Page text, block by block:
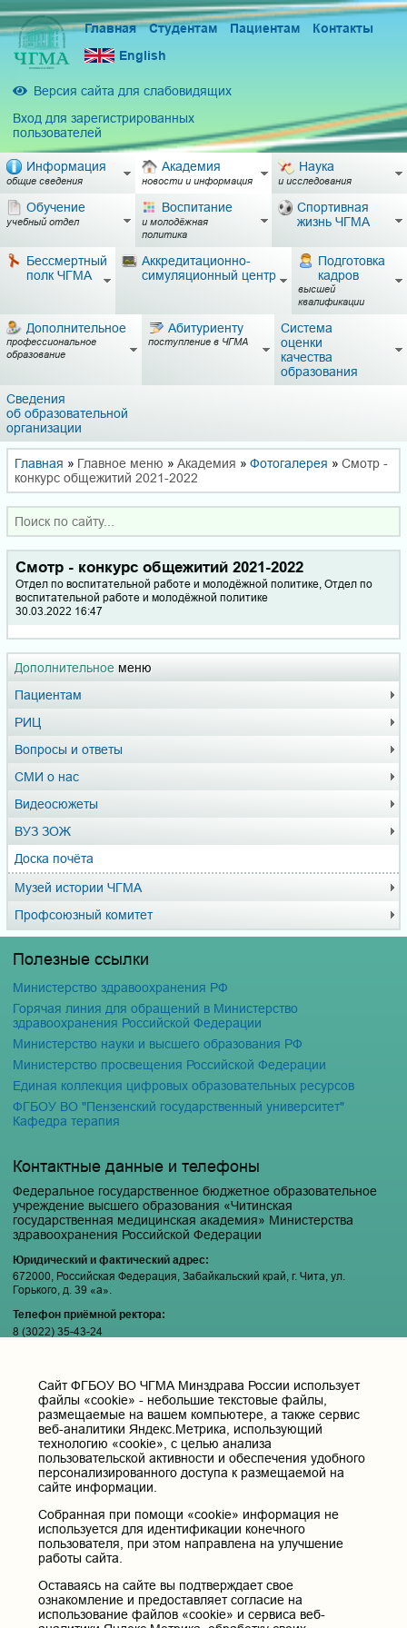
Главная Студентам Пациентам
Контакты
English
Версия сайта для слабовидящих
Вход для зарегистрированных
пользователей
Информация
общие сведения
Академия
новости и информация
Наука
и исследования
Обучение
учебный отдел
Воспитание
и молодёжная
политика
Спортивная
жизнь ЧГМА
Бессмертный
полк ЧГМА
Аккредитационно-
симуляционный центр
Подготовка
кадров
высшей
квалификации
Дополнительное
профессиональное
образование
Абитуриенту
поступление в ЧГМА
Система
оценки
качества
образования
Сведения
об образовательной
организации
Главная » Главное меню » Академия » Фотогалерея » Смотр -
конкурс общежитий 2021-2022
Дополнительное меню
Пациентам
РИЦ
Вопросы и ответы
СМИ о нас
Видеосюжеты
ВУЗ ЗОЖ
Доска почёта
Музей истории ЧГМА
Профсоюзный комитет
Смотр - конкурс общежитий 2021-2022
Отдел по воспитательной работе и молодёжной политике, Отдел по
воспитательной работе и молодёжной политике
30.03.2022 16:47
Полезные ссылки
Министерство здравоохранения РФ
Горячая линия для обращений в Министерство
здравоохранения Российской Федерации
Министерство науки и высшего образования РФ
Министерство просвещения Российской Федерации
Единая коллекция цифровых образовательных ресурсов
ФГБОУ ВО "Пензенский государственный университет"
Кафедра терапия
Контактные данные и телефоны
Федеральное государственное бюджетное образовательное
учреждение высшего образования «Читинская
государственная медицинская академия» Министерства
здравоохранения Российской Федерации
Юридический и фактический адрес:
672000, Российская Федерация, Забайкальский край, г. Чита, ул.
Горького, д. 39 «а».
Телефон приёмной ректора:
8 (3022) 35-43-24
Официальная группа «ВКонтакте»:
https://vk.com/news_chgma
Официальный канал «Телеграмм»:
https://t.me/chgma75
Официальный канал «МАХ»:
https://max.ru/id7536010483_gos
Вход
Главная
Cайт ФГБОУ ВО ЧГМА Минздрава России использует
файлы «cookie» - небольшие текстовые файлы,
размещаемые на вашем компьютере, а также сервис
веб-аналитики Яндекс.Метрика, использующий
технологию «cookie», с целью анализа
пользовательской активности и обеспечения удобного
персонализированного доступа к размещаемой на
сайте информации.
Собранная при помощи «cookie» информация не
используется для идентификации конечного
пользователя, при этом направлена на улучшение
работы сайта.
Оставаясь на сайте вы подтверждает свое
ознакомление и предоставляет согласие на
использование файлов «cookie» и сервиса веб-